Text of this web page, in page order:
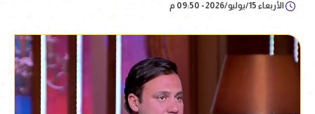
الأربعاء 15/يوليو/2026 - 09:50 م